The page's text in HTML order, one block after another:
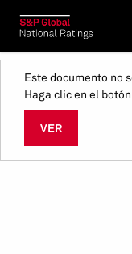
Este documento no
Haga clic en el
VER